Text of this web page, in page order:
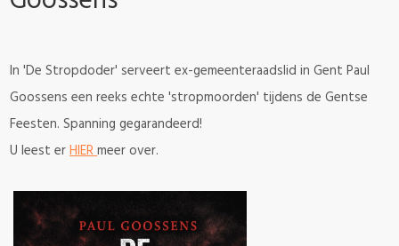
In 'De Stropdoder' serveert ex-gemeenteraadslid in Gent Paul
Goossens een reeks echte 'stropmoorden' tijdens de Gentse
Feesten. Spanning gegarandeerd!
U leest erHIERmeer over.